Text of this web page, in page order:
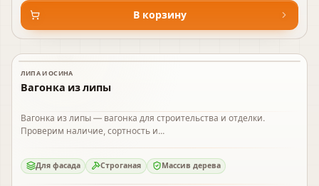
В корзину
ЛИПА И ОСИНА
Вагонка из липы
Вагонка из липы — вагонка для строительства и отделки.
Проверим наличие, сортность и...
Для фасада Строганая Массив дерева